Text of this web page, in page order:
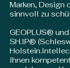
Marken, Design
sinnvoll zu
GEOPLUS®
SH.IP®
Ihnen